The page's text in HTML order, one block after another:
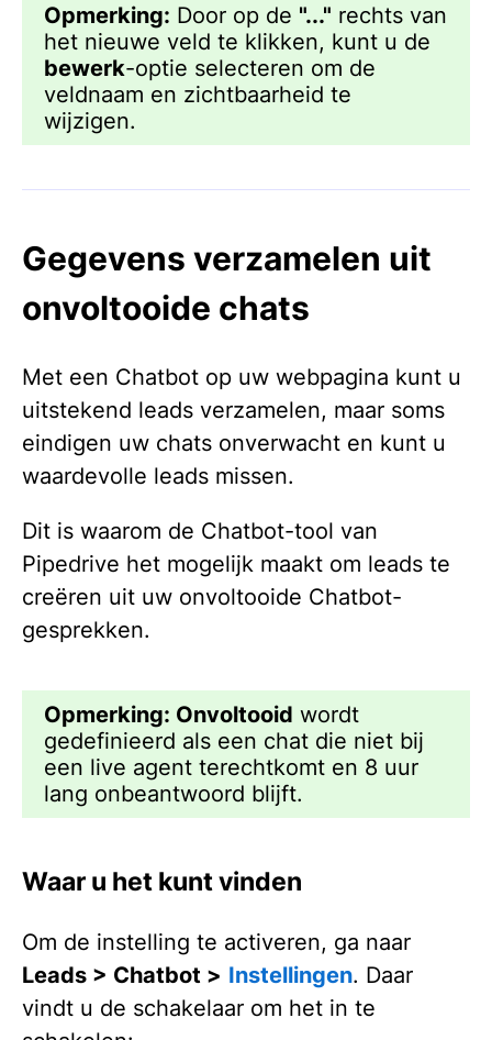
Opmerking: Door op de "..." rechts van
het nieuwe veld te klikken, kunt u de
bewerk-optie selecteren om de
veldnaam en zichtbaarheid te
wijzigen.
Gegevens verzamelen uit
onvoltooide chats
Met een Chatbot op uw webpagina kunt u
uitstekend leads verzamelen, maar soms
eindigen uw chats onverwacht en kunt u
waardevolle leads missen.
Dit is waarom de Chatbot-tool van
Pipedrive het mogelijk maakt om leads te
creëren uit uw onvoltooide Chatbot-
gesprekken.
Opmerking: Onvoltooid wordt
gedefinieerd als een chat die niet bij
een live agent terechtkomt en 8 uur
lang onbeantwoord blijft.
Waar u het kunt vinden
Om de instelling te activeren, ga naar
Leads > Chatbot > Instellingen. Daar
vindt u de schakelaar om het in te